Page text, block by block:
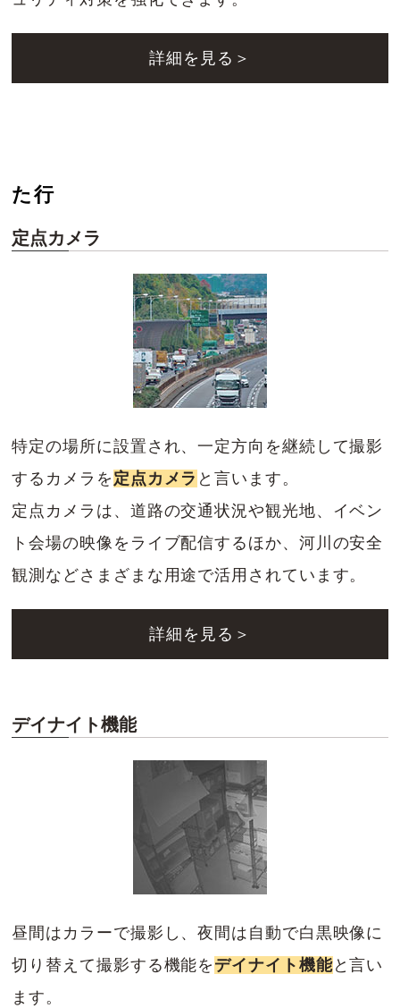
詳細を見る＞
た行
定点カメラ
特定の場所に設置され、一定方向を継続して撮影
するカメラを 定点カメラ と言います。
定点カメラは、道路の交通状況や観光地、イベン
ト会場の映像をライブ配信するほか、河川の安全
観測などさまざまな用途で活用されています。
詳細を見る＞
デイナイト機能
昼間はカラーで撮影し、夜間は自動で白黒映像に
切り替えて撮影する機能を デイナイト機能と言い
ます。